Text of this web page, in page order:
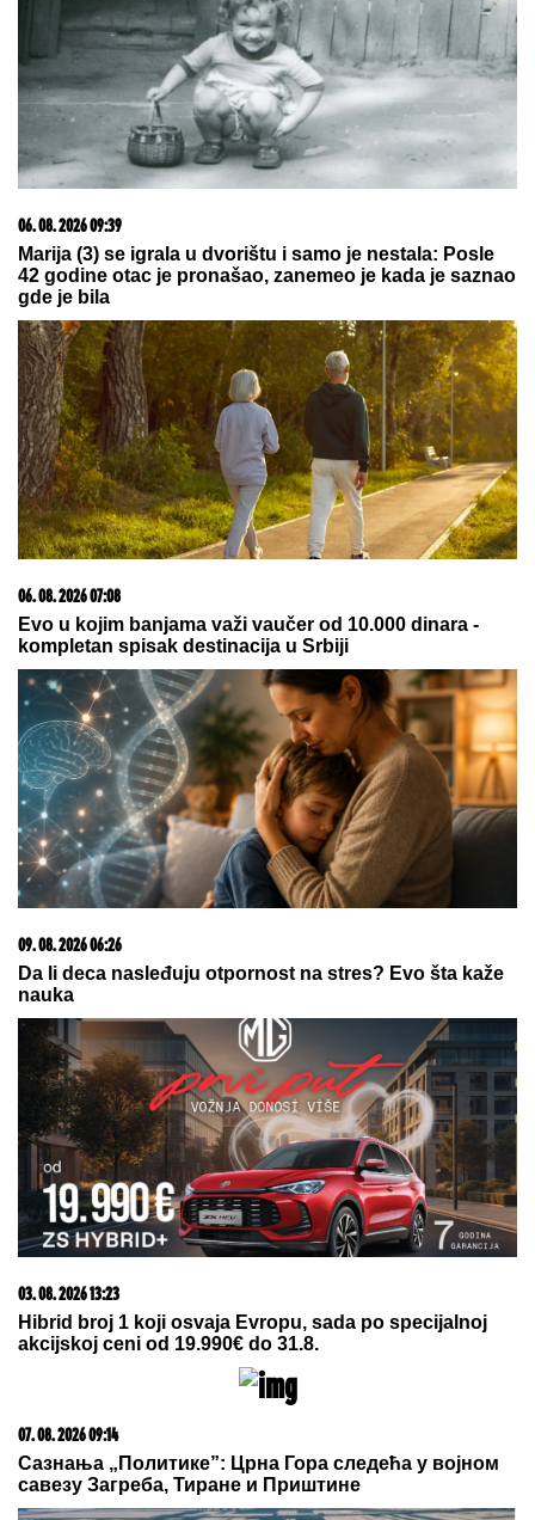
"MNOGO SAM TUŽAN, POČIVAJ U MIRU"Pevačica
umrla nakon borbe sa leukemijom, imala
Emir Habibović se oprostio
Najmekše PAMUK KIFLICE,
fenomenalne i sa slanim i sa slatkim
filom: Ispadaju SAVRŠENO baš svaki
put - sa OVIM RECEPTOM nema
greške
KRVAVA ČITULJA POKRENULA
PAKAO U BALKANSKOM GRADU?!
počela ubistvom na sastanku zbog
duga Zviceru, onda je usledio HAOS
(FOTO)
MUŠKARAC SKOČIO U DUNAV I NESTAO
Bele stene: Hteo da se osveži i nije isplivao
Glumicu (44) "RAZVLAČILI" na
mrežama zbog KILAŽE, ona skinula
više od 20 kilograma i ODREKLA SE
ONOGA ŠTO RETKO KO MOŽE:
"Mislili su da sam bolesna"
kao da je stigla pre nego što je
krenula